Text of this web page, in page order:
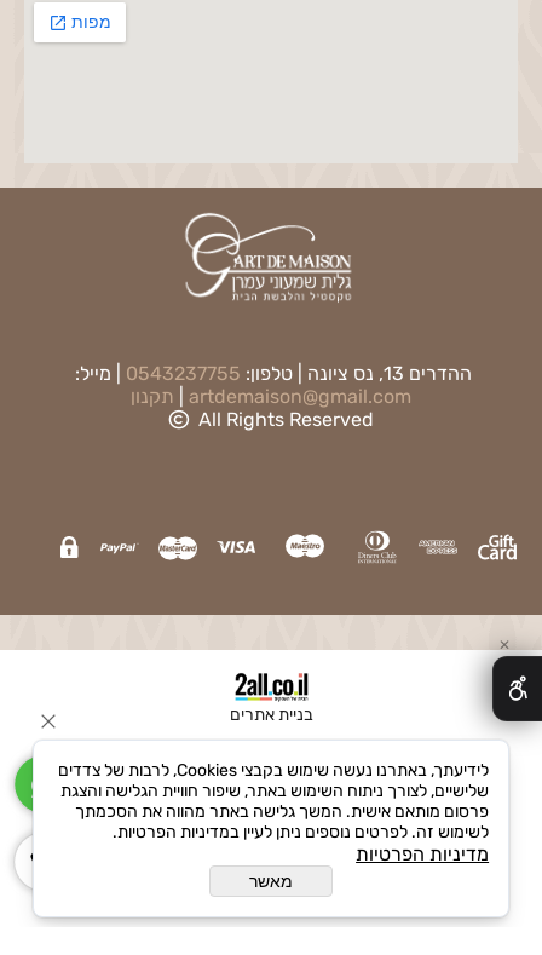
ההדרים 13, נס ציונה | טלפון: 0543237755 | מייל:
artdemaison@gmail.com
תקנון
All Rights Reserved
בניית אתרים
✕
לידיעתך, באתרנו נעשה שימוש בקבצי Cookies, לרבות של צדדים
שלישיים, לצורך ניתוח השימוש באתר, שיפור חוויית הגלישה והצגת
פרסום מותאם אישית. המשך גלישה באתר מהווה את הסכמתך
לשימוש זה. לפרטים נוספים ניתן לעיין במדיניות הפרטיות.
מדיניות הפרטיות
מאשר